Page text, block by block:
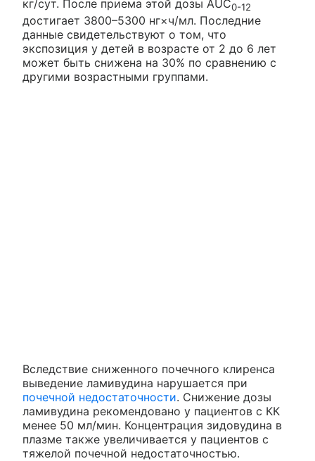
кг/сут. После приема этой дозы AUC0-12
достигает 3800–5300 нг×ч/мл. Последние
данные свидетельствуют о том, что
экспозиция у детей в возрасте от 2 до 6 лет
может быть снижена на 30% по сравнению с
другими возрастными группами.
Вследствие сниженного почечного клиренса
выведение ламивудина нарушается при
почечной недостаточности. Снижение дозы
ламивудина рекомендовано у пациентов с КК
менее 50 мл/мин. Концентрация зидовудина в
плазме также увеличивается у пациентов с
тяжелой почечной недостаточностью.